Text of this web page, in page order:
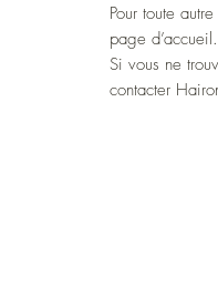
Pour toute
page d’accueil.
Si vous ne
contacter